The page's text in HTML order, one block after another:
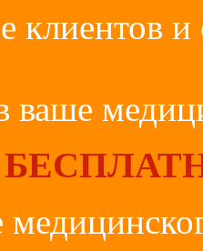
клиентов и
ваше